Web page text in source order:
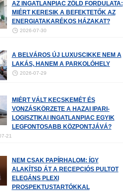
AZ INGATLANPIAC ZÖLD FORDULATA:
MIÉRT KERESIK A BEFEKTETŐK AZ
ENERGIATAKARÉKOS HÁZAKAT?
2026-07-30
A BELVÁROS ÚJ LUXUSCIKKE NEM A
LAKÁS, HANEM A PARKOLÓHELY
2026-07-29
MIÉRT VÁLT KECSKEMÉT ÉS
VONZÁSKÖRZETE A HAZAI IPARI-
LOGISZTIKAI INGATLANPIAC EGYIK
LEGFONTOSABB KÖZPONTJÁVÁ?
21
NEM CSAK PAPÍRHALOM: ÍGY
ALAKÍTSD ÁT A RECEPCIÓS PULTOT
ELEGÁNS PLEXI
PROSPEKTUSTARTÓKKAL